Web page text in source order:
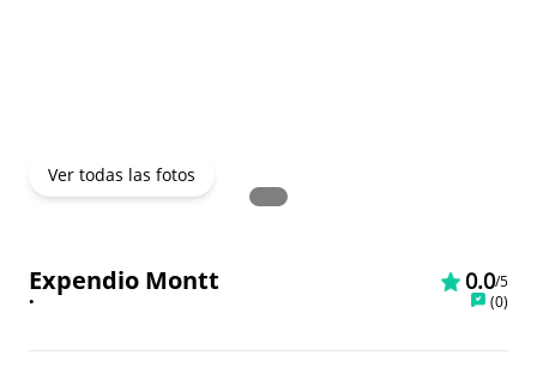
Ver todas las fotos
Expendio Montt 0.0/5
•
(0)